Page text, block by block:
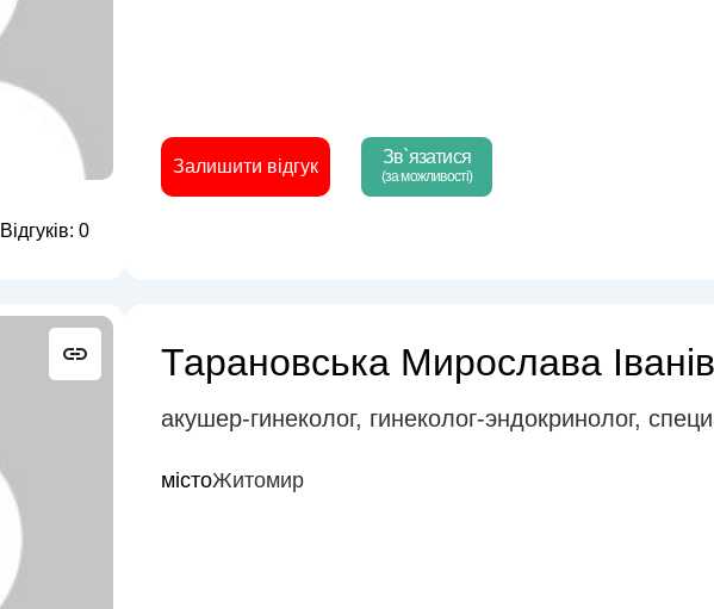
Відгуків: 0
Залишити відгук Зв`язатися
(за можливості)
Тарановська Мирослава
акушер-гинеколог, гинеколог-эндокринолог,
містоЖитомир